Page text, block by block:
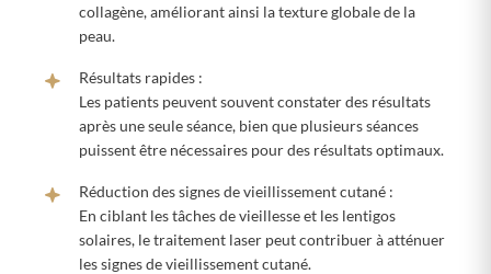
collagène, améliorant ainsi la texture globale de la
peau.
Résultats rapides :
Les patients peuvent souvent constater des résultats
après une seule séance, bien que plusieurs séances
puissent être nécessaires pour des résultats optimaux.
Réduction des signes de vieillissement cutané :
En ciblant les tâches de vieillesse et les lentigos
solaires, le traitement laser peut contribuer à atténuer
les signes de vieillissement cutané.